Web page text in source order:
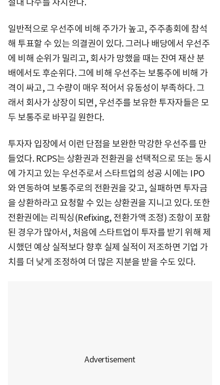
일반적으로 우선주에 비해 주가가 높고, 주주총회에 참석
해 투표할 수 있는 의결권이 있다. 그러나 배당에서 우선주
에 비해 순위가 밀리고, 회사가 망했을 때는 잔여 재산 분
배에서도 후순위다. 그에 비해 우선주는 보통주에 비해 가
격이 싸고, 그 수량이 매우 적어서 유동성이 부족하다. 그
래서 회사가 상장이 되면, 우선주를 보유한 투자자들은 모
두 보통주로 바꾸길 원한다.
투자자 입장에서 이런 단점을 보완한 막강한 우선주를 만
들었다. RCPS는 상환권과 전환권을 선택적으로 또는 동시
에 가지고 있는 우선주로서 스타트업의 성공 시에는 IPO
와 연동하여 보통주로의 전환권을 갖고, 실패하면 투자금
을 상환하라고 요청할 수 있는 상환권을 지니고 있다. 또한
전환권에는 리픽싱(Refixing, 전환가액 조정) 조항이 포함
된 경우가 많아서, 처음에 스타트업이 투자를 받기 위해 제
시했던 예상 실적보다 향후 실제 실적이 저조하면 기업 가
치를 더 낮게 조정하여 더 많은 지분을 받을 수도 있다.